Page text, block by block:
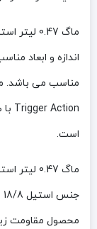
اندازه و ابعاد
Trigger Action با طراحی زیبا و جذاب از دیگر محصلات
است.
محصول مقاومت